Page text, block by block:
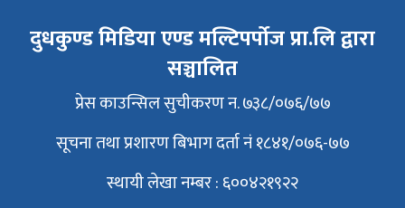
दुधकुण्ड मिडिया एण्ड मल्टिपर्पोज प्रा.लि द्वारा
सञ्चालित
प्रेस काउन्सिल सुचीकरण न. ७३८/०७६/७७
सूचना तथा प्रशारण बिभाग दर्ता नं १८४१/०७६-७७
स्थायी लेखा नम्बर : ६००४२१९२२